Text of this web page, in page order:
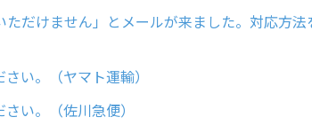
ただけません」とメールが来ました。対応方法
い。（ヤマト運輸）
い。（佐川急便）